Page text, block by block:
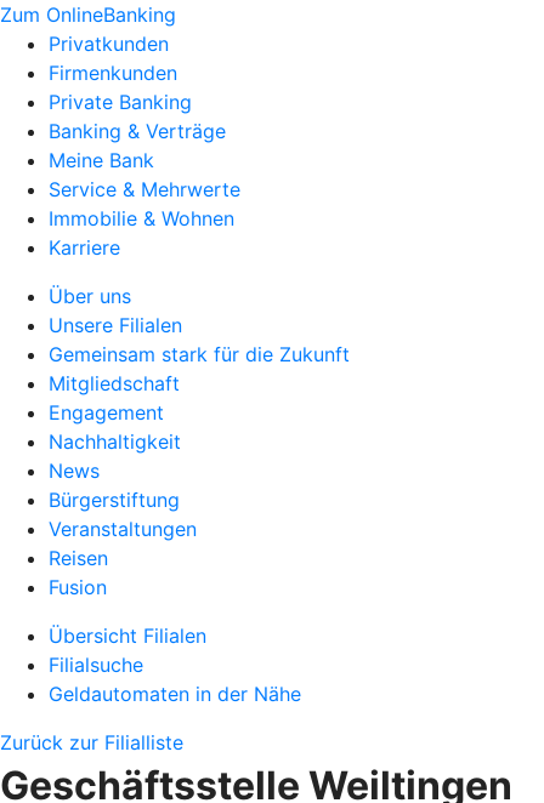
Zum OnlineBanking
Privatkunden
Firmenkunden
Private Banking
Banking & Verträge
Meine Bank
Service & Mehrwerte
Immobilie & Wohnen
Karriere
Über uns
Unsere Filialen
Gemeinsam stark für die Zukunft
Mitgliedschaft
Engagement
Nachhaltigkeit
News
Bürgerstiftung
Veranstaltungen
Reisen
Fusion
Übersicht Filialen
Filialsuche
Geldautomaten in der Nähe
Zurück zur Filialliste
Geschäftsstelle Weiltingen